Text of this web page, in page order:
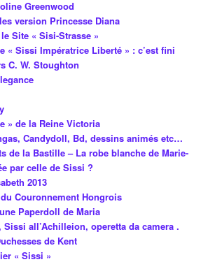
Greenwood
version Princesse Diana
Site « Sisi-Strasse »
« Sissi Impératrice Liberté » : c’est fini
C. W. Stoughton
» de la Reine Victoria
Candydoll, Bd, dessins animés etc…
de la Bastille – La robe blanche de Marie-
par celle de Sissi ?
2013
Couronnement Hongrois
Paperdoll de Maria
Sissi all’Achilleion, operetta da camera .
de Kent
« Sissi »